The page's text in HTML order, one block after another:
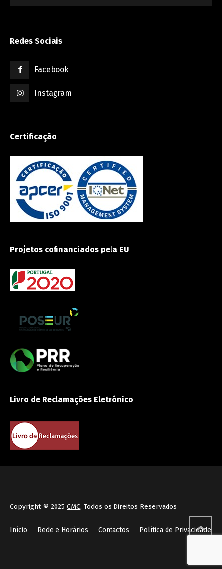
Redes Sociais
Facebook
Instagram
Certificação
Projetos cofinanciados pela EU
Livro de Reclamações Eletrónico
Copyright © 2025 CMC, Todos os Direitos Reservados
Início Rede e Horários Contactos Política de Privacidade